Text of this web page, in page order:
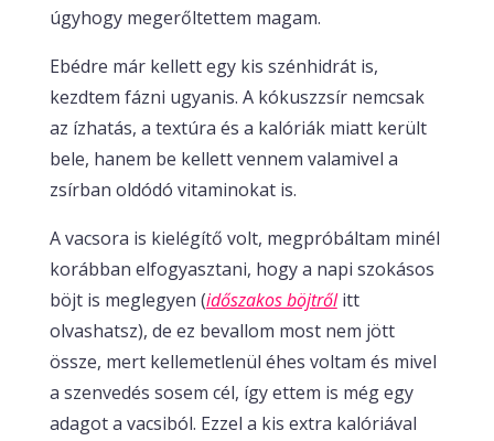
úgyhogy megerőltettem magam.
Ebédre már kellett egy kis szénhidrát is,
kezdtem fázni ugyanis. A kókuszzsír nemcsak
az ízhatás, a textúra és a kalóriák miatt került
bele, hanem be kellett vennem valamivel a
zsírban oldódó vitaminokat is.
A vacsora is kielégítő volt, megpróbáltam minél
korábban elfogyasztani, hogy a napi szokásos
böjt is meglegyen (időszakos böjtrőlitt
olvashatsz), de ez bevallom most nem jött
össze, mert kellemetlenül éhes voltam és mivel
a szenvedés sosem cél, így ettem is még egy
adagot a vacsiból. Ezzel a kis extra kalóriával